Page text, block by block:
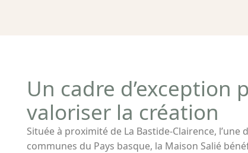
Un cadre d’exception
valoriser la création
Située à proximité de La Bastide-Clairence, l’une
communes du Pays basque, la Maison Salié